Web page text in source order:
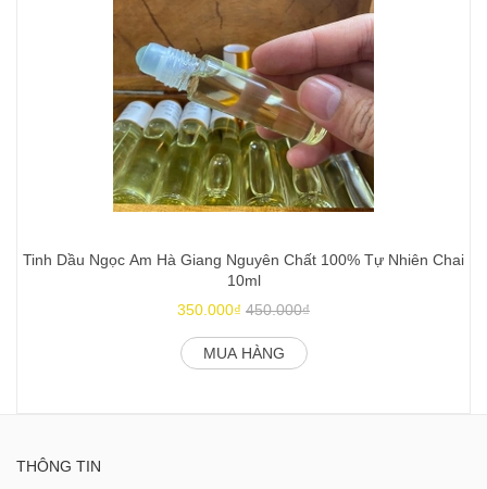
Tinh Dầu Ngọc Am Hà Giang Nguyên Chất 100% Tự Nhiên Chai
10ml
350.000₫ 450.000₫
MUA HÀNG
THÔNG TIN